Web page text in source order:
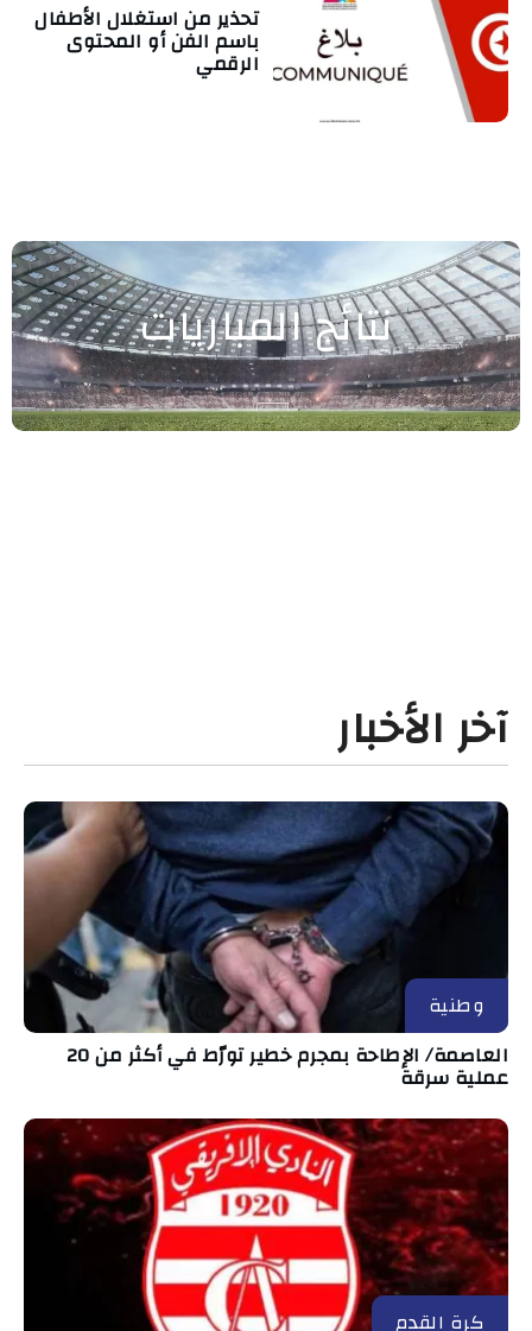
تحذير من استغلال الأطفال
باسم الفن أو المحتوى
الرقمي
نتائج المباريات
آخر الأخبار
وطنية
العاصمة/ الإطاحة بمجرم خطير تورّط في أكثر من 20
عملية سرقة
كرة القدم